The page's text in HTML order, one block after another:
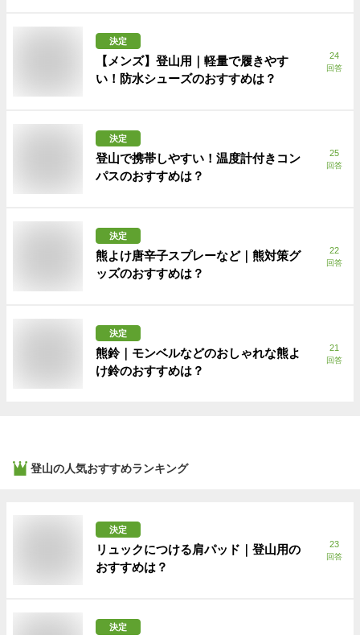
決定
【メンズ】登山用｜軽量で履きやす
い！防水シューズのおすすめは？
24
回答
決定
登山で携帯しやすい！温度計付きコン
パスのおすすめは？
25
回答
決定
熊よけ唐辛子スプレーなど｜熊対策グ
ッズのおすすめは？
22
回答
決定
熊鈴｜モンベルなどのおしゃれな熊よ
け鈴のおすすめは？
21
回答
登山の人気おすすめランキング
決定
リュックにつける肩パッド｜登山用の
おすすめは？
23
回答
決定